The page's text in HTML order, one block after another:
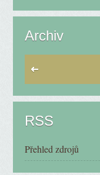
Archiv
RSS
Přehled zdrojů